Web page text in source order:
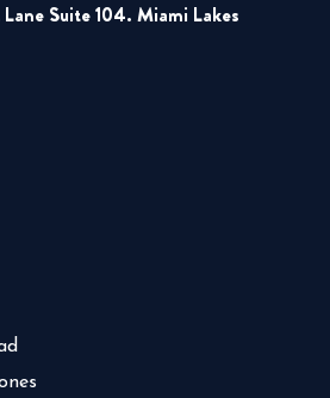
Lane Suite 104. Miami Lakes